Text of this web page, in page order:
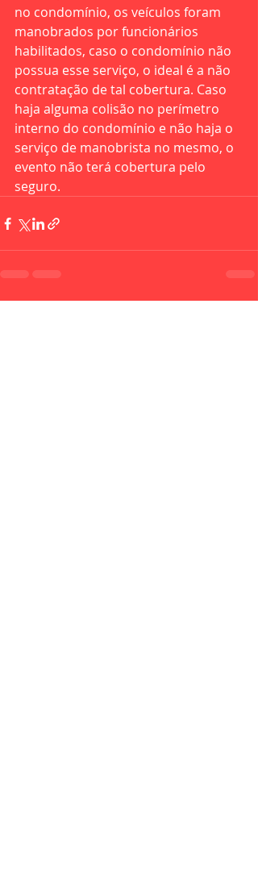
no condomínio, os veículos foram
manobrados por funcionários
habilitados, caso o condomínio não
possua esse serviço, o ideal é a não
contratação de tal cobertura. Caso
haja alguma colisão no perímetro
interno do condomínio e não haja o
serviço de manobrista no mesmo, o
evento não terá cobertura pelo
seguro.